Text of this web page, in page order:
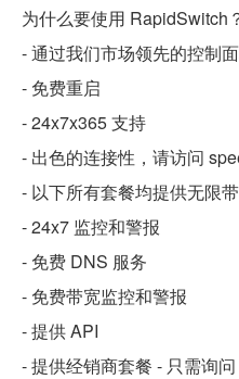
为什么要使用 RapidSwitch
- 通过我们市场领先的控制
- 免费重启
- 24x7x365 支持
- 出色的连接性，请访问
- 以下所有套餐均提供无限
- 24x7 监控和警报
- 免费 DNS 服务
- 免费带宽监控和警报
- 提供 API
- 提供经销商套餐 - 只需询问